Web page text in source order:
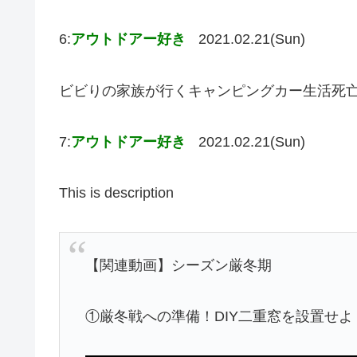
6:アウトドアー好き 2021.02.21(Sun)
ビビりの家族が行くキャンピングカー生活死
7:アウトドアー好き 2021.02.21(Sun)
This is description
【関連動画】シーズン厳冬期
①厳冬戦への準備！DIY二重窓を設置せよ